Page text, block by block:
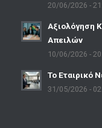
20/06/2026 -
Αξιολόγηση
Απειλών
10/06/2026 -
Το Εταιρικό
31/05/2026 -